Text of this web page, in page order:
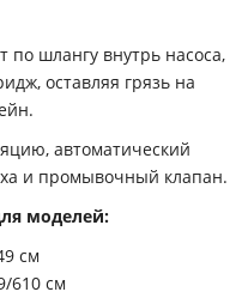
по шлангу внутрь насоса,
оставляя грязь на
автоматический
и промывочный клапан.
моделей:
см
610 см